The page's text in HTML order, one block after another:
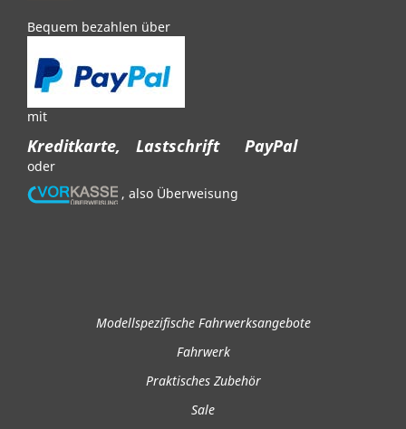
Bequem bezahlen über
mit
Kreditkarte, Lastschrift PayPal
oder
, also Überweisung
Modellspezifische Fahrwerksangebote
Fahrwerk
Praktisches Zubehör
Sale